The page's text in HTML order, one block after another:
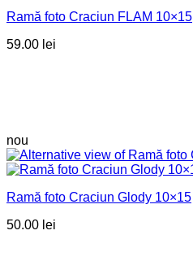
Ramă foto Craciun FLAM 10×15
59.00 lei
nou
Ramă foto Craciun Glody 10×15
50.00 lei